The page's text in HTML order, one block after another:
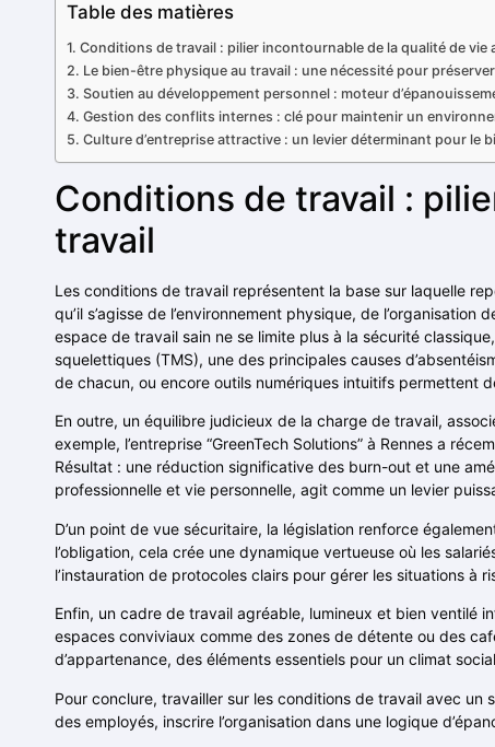
Table des matières
Conditions de travail : pilier incontournable de la qualité de vie
Le bien-être physique au travail : une nécessité pour
Soutien au développement personnel : moteur
Gestion des conflits internes : clé pour maintenir un
Culture d’entreprise attractive : un levier déterminant pour le
Conditions de travail :
travail
Les conditions de travail représentent la base sur laquelle
qu’il s’agisse de l’environnement physique, de
espace de travail sain ne se limite plus à la sécurité
squelettiques (TMS), une des principales causes
de chacun, ou encore outils numériques intuitifs permettent
En outre, un équilibre judicieux de la charge de travail,
exemple, l’entreprise “GreenTech Solutions” à Rennes a
Résultat : une réduction significative des burn-out et une
professionnelle et vie personnelle, agit comme un levier
D’un point de vue sécuritaire, la législation renforce
l’obligation, cela crée une dynamique vertueuse où les
l’instauration de protocoles clairs pour gérer les situations à
Enfin, un cadre de travail agréable, lumineux et bien ventilé
espaces conviviaux comme des zones de détente ou des
d’appartenance, des éléments essentiels pour un climat
Pour conclure, travailler sur les conditions de travail avec un
des employés, inscrire l’organisation dans une logique